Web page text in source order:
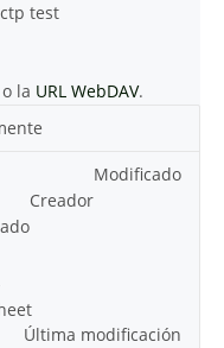
test
o la URL WebDAV.
Modificado
Creador
Última modificación